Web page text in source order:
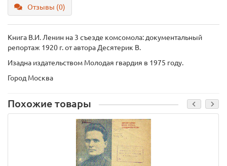
Отзывы (0)
Книга В.И. Ленин на 3 съезде комсомола: документальный
репортаж 1920 г.от автора Десятерик В.
Изадна издательством Молодая гвардия в 1975 году.
Город Москва
Похожие товары